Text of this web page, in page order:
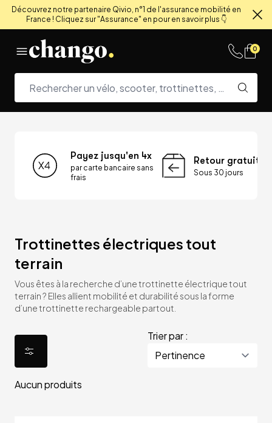
Découvrez notre partenaire Qivio, n°1 de l'assurance mobilité en
France ! Cliquez sur "Assurance" en pour en savoir plus 👇
0
Payez jusqu'en 4x
par carte bancaire sans
frais
Retour gratuit
Sous 30 jours
Trottinettes électriques tout
terrain
Vous êtes à la recherche d’une trottinette électrique tout
terrain ? Elles allient mobilité et durabilité sous la forme
d’une trottinette rechargeable partout.
Trier par :
Aucun produits